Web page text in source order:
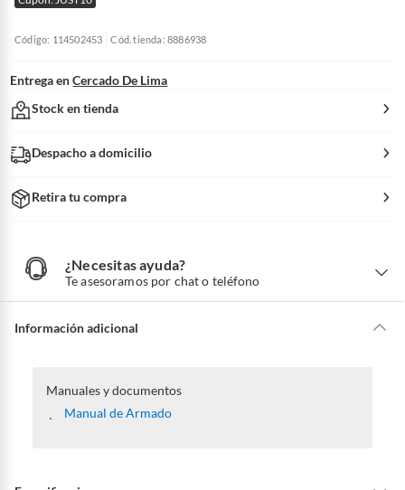
Código: 114502453 Cód. tienda: 8886938
Entrega en Cercado De Lima
Stock en tienda
Despacho a domicilio
Retira tu compra
¿Necesitas ayuda?
Te asesoramos por chat o teléfono
N
e
t
Información adicional
Manuales y documentos
Manual de Armado